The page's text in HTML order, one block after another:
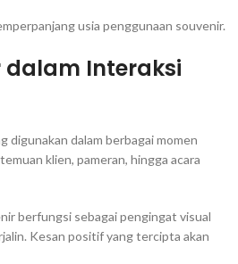
usia penggunaan souvenir.
dalam Interaksi
digunakan dalam berbagai momen
klien, pameran, hingga acara
berfungsi sebagai pengingat visual
Kesan positif yang tercipta akan